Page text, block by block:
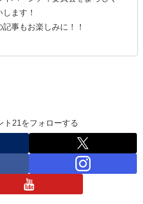
します！
記事もお楽しみに！！
ト21をフォローする